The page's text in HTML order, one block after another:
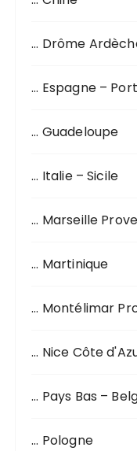
… Drôme
… Espagne –
… Guadeloupe
… Italie – Sicile
… Marseille
… Martinique
… Montélimar
… Nice Côte
… Pays Bas –
… Pologne